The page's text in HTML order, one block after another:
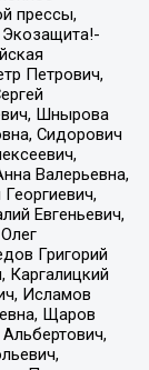
прессы,
Петрович,
Шнырова
Сидорович
Валерьевна,
Евгеньевич,
Григорий
Каргалицкий
Исламов
Щаров